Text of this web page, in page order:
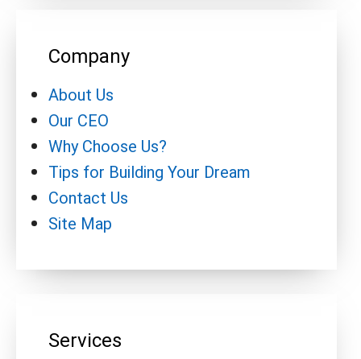
Company
About Us
Our CEO
Why Choose Us?
Tips for Building Your Dream
Contact Us
Site Map
Services